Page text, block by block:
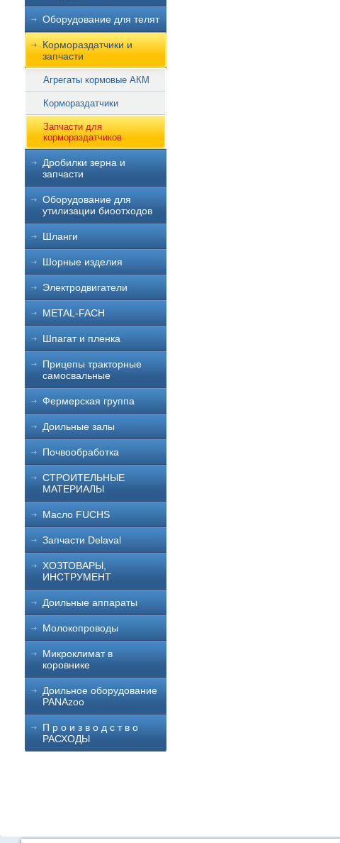
Оборудование для телят
Кормораздатчики и
запчасти
Агрегаты кормовые АКМ
Кормораздатчики
Запчасти для
кормораздатчиков
Дробилки зерна и
запчасти
Оборудование для
утилизации биоотходов
Шланги
Шорные изделия
Электродвигатели
METAL-FACH
Шпагат и пленка
Прицепы тракторные
самосвальные
Фермерская группа
Доильные залы
Почвообработка
СТРОИТЕЛЬНЫЕ
МАТЕРИАЛЫ
Масло FUCHS
Запчасти Delaval
ХОЗТОВАРЫ,
ИНСТРУМЕНТ
Доильные аппараты
Молокопроводы
Микроклимат в
коровнике
Доильное оборудование
PANAzoo
П р о и з в о д с т в о
РАСХОДЫ